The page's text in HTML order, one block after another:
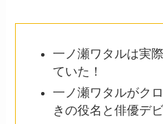
一ノ瀬ワタルは実
ていた！
一ノ瀬ワタルがク
きの役名と俳優デ